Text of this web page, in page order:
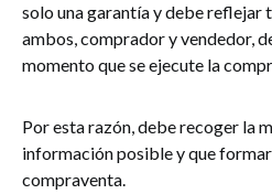
solo una garantía y debe reflejar
ambos, comprador y vendedor,
momento que se ejecute la
Por esta razón, debe recoger la
información posible y que
compraventa.